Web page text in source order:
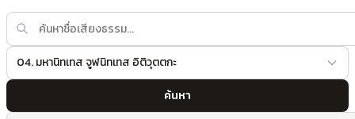
04. มหานิทเทส จูฬนิทเทส อิติวุตตกะ
ค้นหา